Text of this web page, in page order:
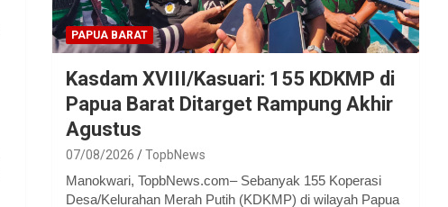
PAPUA BARAT
Kasdam XVIII/Kasuari: 155 KDKMP di
Papua Barat Ditarget Rampung Akhir
Agustus
07/08/2026 TopbNews
Manokwari, TopbNews.com– Sebanyak 155 Koperasi
Desa/Kelurahan Merah Putih (KDKMP) di wilayah Papua